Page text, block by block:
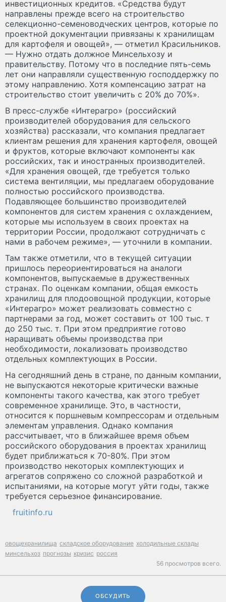
инвестиционных кредитов. «Средства будут
направлены прежде всего на строительство
селекционно-семеноводческих центров, которые по
проектной документации привязаны к хранилищам
для картофеля и овощей», — отметил Красильников.
— Нужно отдать должное Минсельхозу и
правительству. Потому что в последние пять-семь
лет они направляли существенную господдержку по
этому направлению. Хотя компенсацию затрат на
строительство стоит увеличить с 20% до 70%».
В пресс-службе «Интерагро» (российский
производителей оборудования для сельского
хозяйства) рассказали, что компания предлагает
клиентам решения для хранения картофеля, овощей
и фруктов, которые включают компоненты как
российских, так и иностранных производителей.
«Для хранения овощей, где требуется только
система вентиляции, мы предлагаем оборудование
полностью российского производства.
Подавляющее большинство производителей
компонентов для систем хранения с охлаждением,
которые мы используем в своих проектах на
территории России, продолжают сотрудничать с
нами в рабочем режиме», — уточнили в компании.
Там также отметили, что в текущей ситуации
пришлось переориентироваться на аналоги
компонентов, выпускаемые в дружественных
странах. По оценкам компании, общая емкость
хранилищ для плодоовощной продукции, которые
«Интерагро» может реализовать совместно с
партнерами за год, может составить от 100 тыс. т
до 250 тыс. т. При этом предприятие готово
наращивать объемы производства при
необходимости, локализовать производство
отдельных комплектующих в России.
На сегодняшний день в стране, по данным компании,
не выпускаются некоторые критически важные
компоненты такого качества, как этого требует
современное хранилище. Это, в частности,
относится к поршневым компрессорам и отдельным
элементам управления. Однако компания
рассчитывает, что в ближайшее время объем
российского оборудования в проектах хранилищ
будет приближаться к 70-80%. При этом
производство некоторых комплектующих и
агрегатов сопряжено со сложной разработкой и
испытаниями, на которые могут уйти годы, также
требуется серьезное финансирование.
fruitinfo.ru
овощехранилища складское оборудование холодильные склады
минсельхоз прогнозы кризис россия
56 просмотров всего.
ОБСУДИТЬ